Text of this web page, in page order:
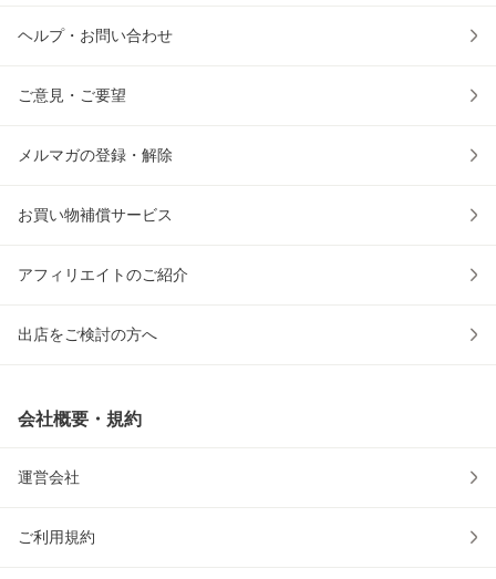
ヘルプ・お問い合わせ
ご意見・ご要望
メルマガの登録・解除
お買い物補償サービス
アフィリエイトのご紹介
出店をご検討の方へ
会社概要・規約
運営会社
ご利用規約